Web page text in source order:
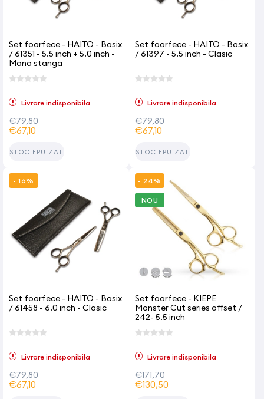
Set foarfece - HAITO - Basix
/ 61351 - 5.5 inch + 5.0 inch -
Mana stanga
Livrare indisponibila
€79,80
€67,10
STOC EPUIZAT
Set foarfece - HAITO - Basix
/ 61397 - 5.5 inch - Clasic
Livrare indisponibila
€79,80
€67,10
STOC EPUIZAT
- 16%
Set foarfece - HAITO - Basix
/ 61458 - 6.0 inch - Clasic
Livrare indisponibila
€79,80
€67,10
- 24%
NOU
Set foarfece - KIEPE
Monster Cut series offset /
242- 5.5 inch
Livrare indisponibila
€171,70
€130,50